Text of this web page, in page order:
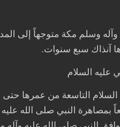
وآله وسلم مكة متوجهاً إلى
آنذاك سبع سنوات.
عليه السلام
السلام التاسعة من عمرها
بمصاهرة النبي صلى الله